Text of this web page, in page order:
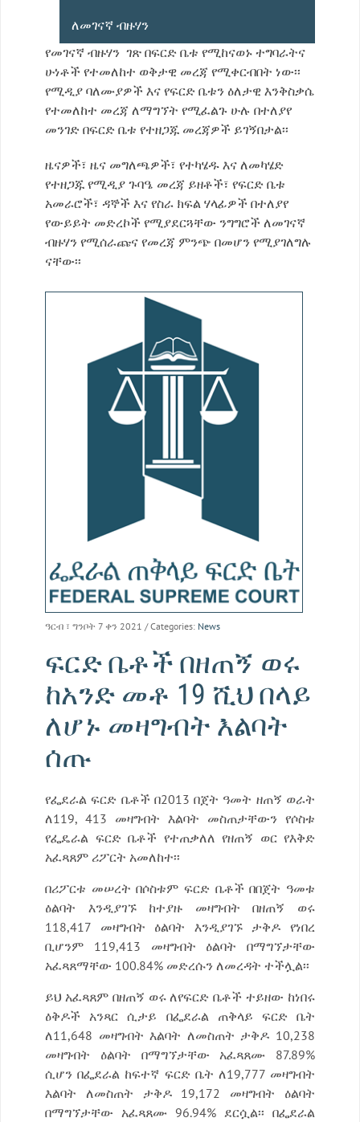
ለመገናኛ ብዙሃን
የመገናኛ ብዙሃን ገጽ በፍርድ ቤቱ የሚከናወኑ ተግባራትና
ሁነቶች የተመለከተ ወቅታዊ መረጃ የሚቀርብበት ነው፡፡
የሚዲያ ባለሙያዎች እና የፍርድ ቤቱን ዕለታዊ እንቅስቃሴ
የተመለከተ መረጃ ለማግኘት የሚፈልጉ ሁሉ በተለያየ
መንገድ በፍርድ ቤቱ የተዘጋጁ መረጃዎች ይገኝበታል፡፡
ዜናዎች፣ ዜና መግለጫዎች፣ የተካሄዱ እና ለመካሄድ
የተዘጋጁ የሚዲያ ጉባዔ መረጃ ይዘቶች፣ የፍርድ ቤቱ
አመራሮች፣ ዳኞች እና የስራ ክፍል ሃላፊዎች በተለያየ
የውይይት መድረኮች የሚያደርጓቸው ንግግሮች ለመገናኛ
ብዙሃን የሚሰራጩና የመረጃ ምንጭ በመሆን የሚያገለግሉ
ናቸው፡፡
ዓርብ ፣ ግንቦት 7 ቀን 2021 / Categories: News
ፍርድ ቤቶች በዘጠኝ ወሩ
ከአንድ መቶ 19 ሺህ በላይ
ለሆኑ መዛግብት እልባት
ሰጡ
የፌደራል ፍርድ ቤቶች በ2013 በጀት ዓመት ዘጠኝ ወራት
ለ119, 413 መዛግብት እልባት መስጠታቸውን የሶስቱ
የፌዴራል ፍርድ ቤቶች የተጠቃለለ የዘጠኝ ወር የእቅድ
አፈጻጸም ሪፖርት አመለከተ፡፡
በሪፖርቱ መሠረት በሶስቱም ፍርድ ቤቶች በበጀት ዓመቱ
ዕልባት እንዲያገኙ ከተያዙ መዛግብት በዘጠኝ ወሩ
118,417 መዛግብት ዕልባት እንዲያገኙ ታቅዶ የነበረ
ቢሆንም 119,413 መዛግብት ዕልባት በማግኘታቸው
አፈጻጸማቸው 100.84% መድረሱን ለመረዳት ተችሏል፡፡
ይህ አፈጻጸም በዘጠኝ ወሩ ለየፍርድ ቤቶች ተይዘው ከነበሩ
ዕቅዶች አንጻር ሲታይ በፌደራል ጠቅላይ ፍርድ ቤት
ለ11,648 መዛግብት እልባት ለመስጠት ታቅዶ 10,238
መዛግብት ዕልባት በማግኘታቸው አፈጻጸሙ 87.89%
ሲሆን በፌደራል ከፍተኛ ፍርድ ቤት ለ19,777 መዛግብት
እልባት ለመስጠት ታቅዶ 19,172 መዛግብት ዕልባት
በማግኘታቸው አፈጻጸሙ 96.94% ደርሷል፡፡ በፌደራል